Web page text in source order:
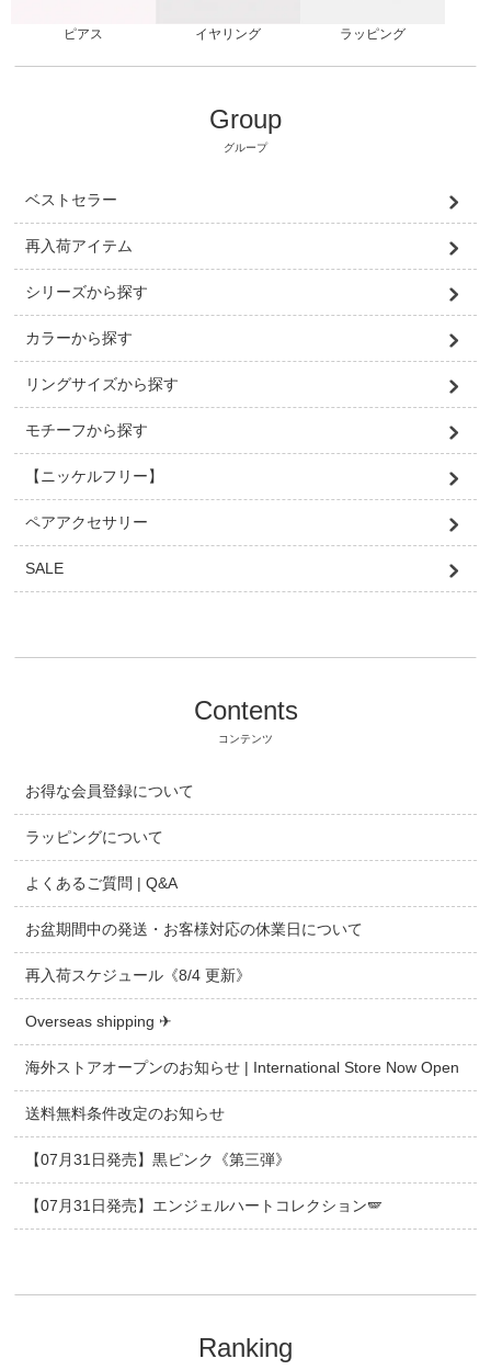
ピアス イヤリング ラッピング
Group
グループ
ベストセラー
再入荷アイテム
シリーズから探す
カラーから探す
リングサイズから探す
モチーフから探す
【ニッケルフリー】
ペアアクセサリー
SALE
Contents
コンテンツ
お得な会員登録について
ラッピングについて
よくあるご質問 | Q&A
お盆期間中の発送・お客様対応の休業日について
再入荷スケジュール《8/4 更新》
Overseas shipping ✈
海外ストアオープンのお知らせ | International Store Now Open
送料無料条件改定のお知らせ
【07月31日発売】黒ピンク《第三弾》
【07月31日発売】エンジェルハートコレクション🪽
Ranking